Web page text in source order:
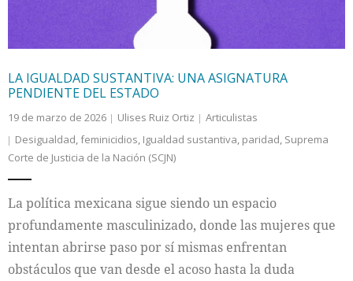
LA IGUALDAD SUSTANTIVA: UNA ASIGNATURA
PENDIENTE DEL ESTADO
19 de marzo de 2026 Ulises Ruiz Ortiz
Articulistas
Desigualdad,feminicidios, Igualdad sustantiva, paridad, Suprema
Corte de Justicia de la Nación (SCJN)
La política mexicana sigue siendo un espacio
profundamente masculinizado, donde las mujeres que
intentan abrirse paso por sí mismas enfrentan
obstáculos que van desde el acoso hasta la duda